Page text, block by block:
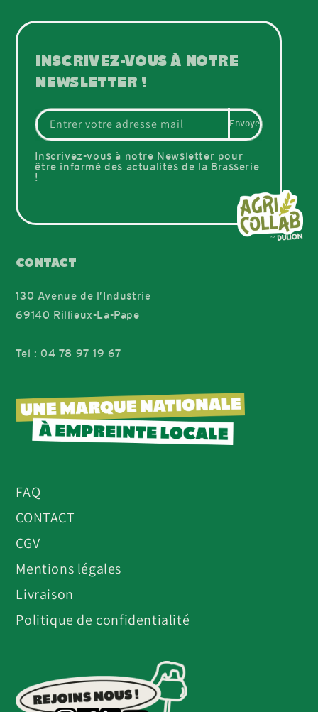
INSCRIVEZ-VOUS À NOTRE
NEWSLETTER !
Entrer votre adresse mail Envoyer
Inscrivez-vous à notre Newsletter pour
être informé des actualités de la Brasserie
!
CONTACT
130 Avenue de l’Industrie
69140 Rillieux-La-Pape
Tel : 04 78 97 19 67
FAQ
CONTACT
CGV
Mentions légales
Livraison
Politique de confidentialité